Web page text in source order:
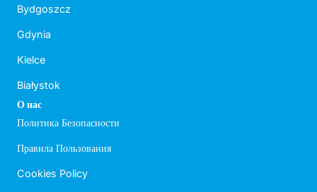
Bydgoszcz
Gdynia
Kielce
Białystok
О нас
Политика Безопасности
Правила Пользования
Cookies Policy